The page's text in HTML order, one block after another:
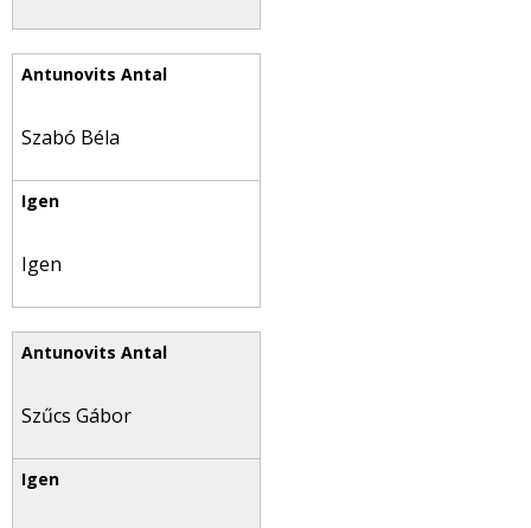
Szabó Béla
Igen
Szűcs Gábor